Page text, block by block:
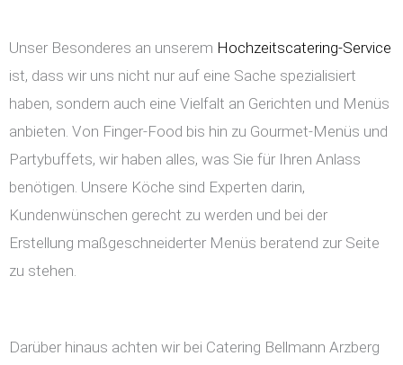
Unser Besonderes an unserem Hochzeitscatering-Service
ist, dass wir uns nicht nur auf eine Sache spezialisiert
haben, sondern auch eine Vielfalt an Gerichten und Menüs
anbieten. Von Finger-Food bis hin zu Gourmet-Menüs und
Partybuffets, wir haben alles, was Sie für Ihren Anlass
benötigen. Unsere Köche sind Experten darin,
Kundenwünschen gerecht zu werden und bei der
Erstellung maßgeschneiderter Menüs beratend zur Seite
zu stehen.
Darüber hinaus achten wir bei Catering Bellmann Arzberg